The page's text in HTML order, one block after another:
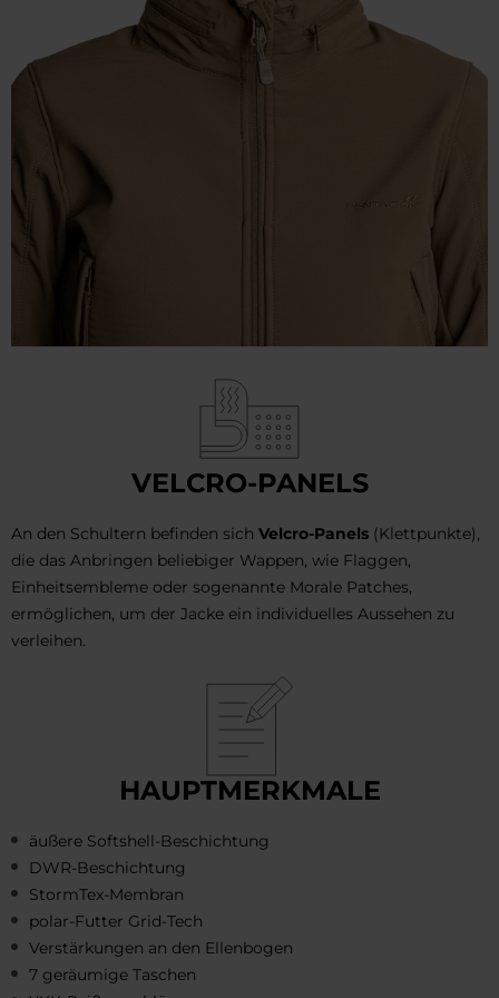
VELCRO-PANELS
An den Schultern befinden sich Velcro-Panels (Klettpunkte),
die das Anbringen beliebiger Wappen, wie Flaggen,
Einheitsembleme oder sogenannte Morale Patches,
ermöglichen, um der Jacke ein individuelles Aussehen zu
verleihen.
HAUPTMERKMALE
äußere Softshell-Beschichtung
DWR-Beschichtung
StormTex-Membran
polar-Futter Grid-Tech
Verstärkungen an den Ellenbogen
7 geräumige Taschen